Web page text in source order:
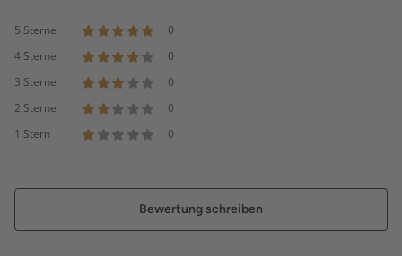
5 Sterne
0
4 Sterne
0
3 Sterne
0
2 Sterne
0
1 Stern
0
Bewertung schreiben